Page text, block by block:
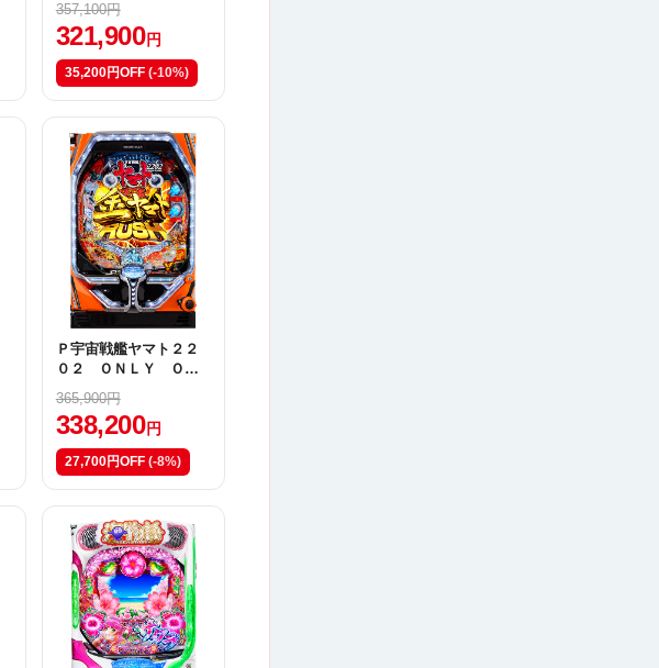
357,100円
321,900 円
35,200円OFF (-10%)
Ｐ宇宙戦艦ヤマト２２
０２ ＯＮＬＹ ＯＮ
Ｅ Ｒ
365,900円
338,200 円
27,700円OFF (-8%)